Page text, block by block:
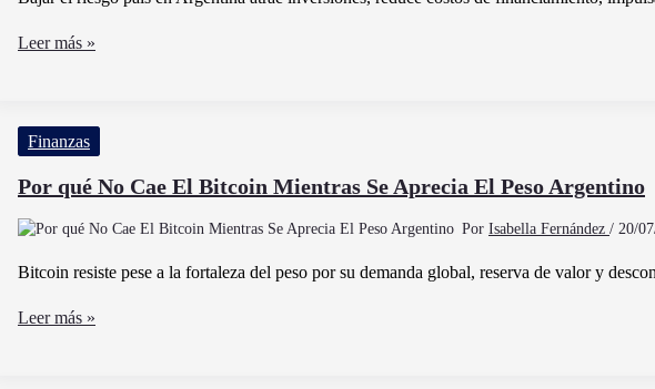
Por
bueno
que
baje
riesgo
país
Argentina
Leer más »
Finanzas
Por qué No Cae El Bitcoin Mientras Se Aprecia El Peso Argentino
Por Isabella Fernández / 20/
Bitcoin resiste pese a la fortaleza del peso por su demanda global, reserva de valor y
Por
Leer más »